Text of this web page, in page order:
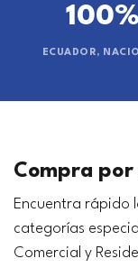
100%
ECUADOR,
Compra
Encuentra rápido
categorías
Comercial y